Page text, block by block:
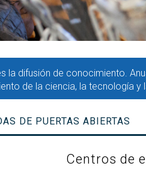
la difusión de conocimiento.
de la ciencia, la tecnología
DE PUERTAS ABIERTAS
Centros de